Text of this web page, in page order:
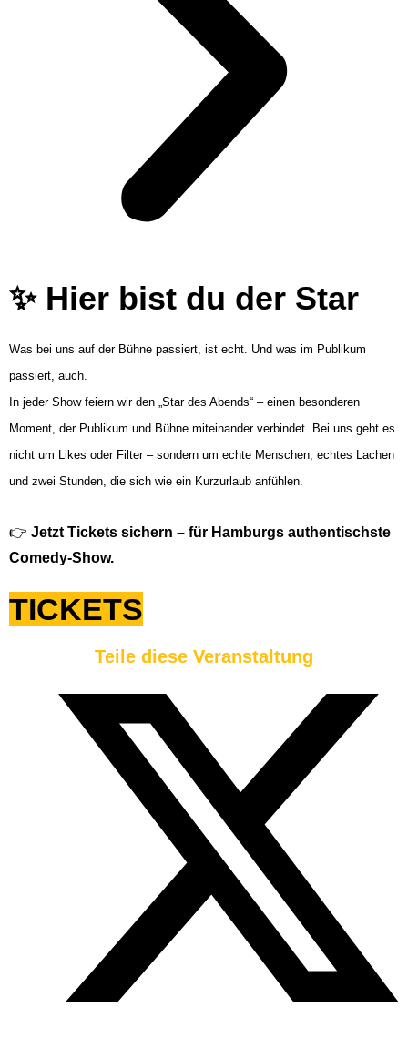
✨ Hier bist du der Star
Was bei uns auf der Bühne passiert, ist echt. Und was im Publikum
passiert, auch.
In jeder Show feiern wir den „Star des Abends“ – einen besonderen
Moment, der Publikum und Bühne miteinander verbindet. Bei uns geht es
nicht um Likes oder Filter – sondern um echte Menschen, echtes Lachen
und zwei Stunden, die sich wie ein Kurzurlaub anfühlen.
👉 Jetzt Tickets sichern – für Hamburgs authentischste
Comedy-Show.
TICKETS
Teile diese Veranstaltung